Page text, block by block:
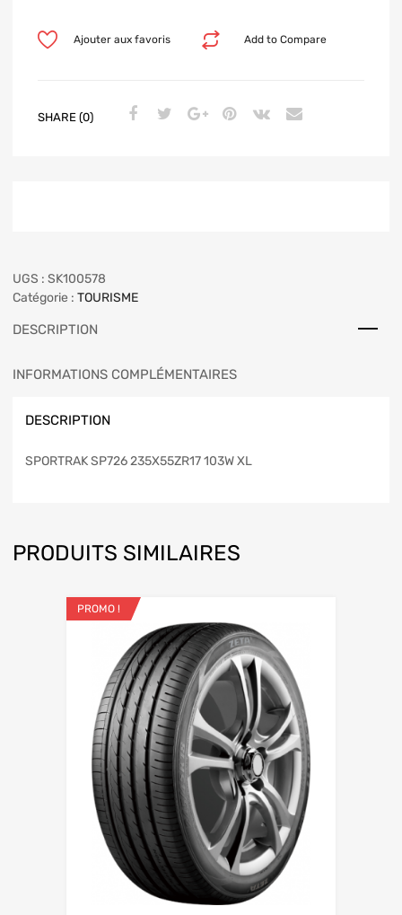
Add to Compare
Ajouter aux favoris
SHARE (0)
UGS : SK100578
Catégorie : TOURISME
DESCRIPTION
INFORMATIONS COMPLÉMENTAIRES
DESCRIPTION
SPORTRAK SP726 235X55ZR17 103W XL
PRODUITS SIMILAIRES
PROMO !